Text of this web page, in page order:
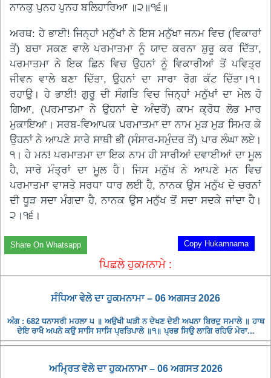
ਨਾਨਕੁ ਪੁਨਹ ਪੁਨਹ ਬਲਿਹਾਰਿਆ ॥੨॥੧੬॥
ਅਰਥ: ਹੇ ਭਾਈ! ਜਿਨ੍ਹਾਂ ਮਨੁੱਖਾਂ ਨੇ ਇਸ ਮਨੁੱਖਾ ਜਨਮ ਵਿਚ (ਵਿਕਾਰਾਂ
ਤੋਂ) ਬਚਾ ਸਕਣ ਵਾਲੇ ਪਰਮਾਤਮਾ ਨੂੰ ਯਾਦ ਕਰਨਾ ਸ਼ੁਰੂ ਕਰ ਦਿੱਤਾ,
ਪਰਮਾਤਮਾ ਨੇ ਇਕ ਛਿਨ ਵਿਚ ਉਹਨਾਂ ਨੂੰ ਵਿਕਾਰੀਆਂ ਤੋਂ ਪਵਿਤ੍ਰ
ਜੀਵਨ ਵਾਲੇ ਬਣਾ ਦਿੱਤਾ, ਉਹਨਾਂ ਦਾ ਸਾਰਾ ਰੋਗ ਕੱਟ ਦਿੱਤਾ।੧।
ਰਹਾਉ। ਹੇ ਭਾਈ! ਗੁਰੂ ਦੀ ਸੰਗਤਿ ਵਿਚ ਜਿਨ੍ਹਾਂ ਮਨੁੱਖਾਂ ਦਾ ਮੇਲ ਹੋ
ਗਿਆ, (ਪਰਮਾਤਮਾ ਨੇ ਉਹਨਾਂ ਦੇ ਅੰਦਰੋਂ) ਕਾਮ ਕ੍ਰੋਧ ਲੋਭ ਮਾਰ
ਮੁਕਾਇਆ। ਸਰਬ-ਵਿਆਪਕ ਪਰਮਾਤਮਾ ਦਾ ਨਾਮ ਮੁੜ ਮੁੜ ਸਿਮਰ ਕੇ
ਉਹਨਾਂ ਨੇ ਆਪਣੇ ਸਾਰੇ ਸਾਥੀ ਭੀ (ਸੰਸਾਰ-ਸਮੁੰਦਰ ਤੋਂ) ਪਾਰ ਲੰਘਾ ਲਏ।
੧। ਹੇ ਮਨ! ਪਰਮਾਤਮਾ ਦਾ ਇਕ ਨਾਮ ਹੀ ਸਾਰੀਆਂ ਦਵਾਈਆਂ ਦਾ ਮੂਲ
ਹੈ, ਸਾਰੇ ਮੰਤ੍ਰਾਂ ਦਾ ਮੂਲ ਹੈ। ਜਿਸ ਮਨੁੱਖ ਨੇ ਆਪਣੇ ਮਨ ਵਿਚ
ਪਰਮਾਤਮਾ ਵਾਸਤੇ ਸਰਧਾ ਧਾਰ ਲਈ ਹੈ, ਨਾਨਕ ਉਸ ਮਨੁੱਖ ਦੇ ਚਰਨਾਂ
ਦੀ ਧੂੜ ਸਦਾ ਮੰਗਦਾ ਹੈ, ਨਾਨਕ ਉਸ ਮਨੁੱਖ ਤੋਂ ਸਦਾ ਸਦਕੇ ਜਾਂਦਾ ਹੈ।
੨।੧੬।
Copy Hukamnama
Share On Whatsapp
ਪਿਛਲੇ ਹੁਕਮਨਾਮੇ :
ਸੰਧਿਆ ਵੇਲੇ ਦਾ ਹੁਕਮਨਾਮਾ – 06 ਅਗਸਤ 2026
ਅੰਗ : 682 ਧਨਾਸਰੀ ਮਹਲਾ ੫ ॥ ਅਉਖੀ ਘੜੀ ਨ ਦੇਖਣ ਦੇਈ ਅਪਨਾ ਬਿਰਦੁ ਸਮਾਲੇ ॥ ਹਾਥ
ਦੇਇ ਰਾਖੈ ਅਪਨੇ ਕਉ ਸਾਸਿ ਸਾਸਿ ਪ੍ਰਤਿਪਾਲੇ ॥੧॥ ਪ੍ਰਭ ਸਿਉ ਲਾਗਿ ਰਹਿਓ ਮੇਰਾ...
ਅਮ੍ਰਿਤ ਵੇਲੇ ਦਾ ਹੁਕਮਨਾਮਾ – 06 ਅਗਸਤ 2026